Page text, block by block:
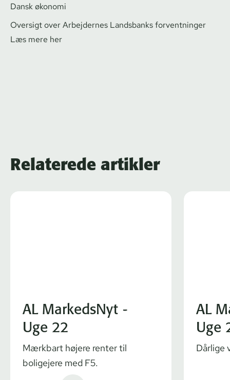
Dansk økonomi
Oversigt over Arbejdernes Landsbanks forventninger
Læs mere her
Relaterede artikler
AL MarkedsNyt -
Uge 22
Mærkbart højere renter til
boligejere med F5.
AL
Uge
Dårlige